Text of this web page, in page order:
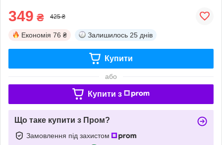
349 ₴ 425 ₴
Економія 76 ₴ Залишилось 25 днів
Купити
або
Купити з
Що таке купити з Пром?
Замовлення під захистом